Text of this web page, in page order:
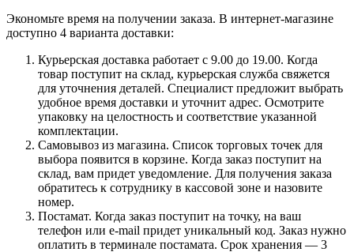
Экономьте время на получении заказа. В интернет-магазине
доступно 4 варианта доставки:
Курьерская доставка работает с 9.00 до 19.00. Когда
товар поступит на склад, курьерская служба свяжется
для уточнения деталей. Специалист предложит выбрать
удобное время доставки и уточнит адрес. Осмотрите
упаковку на целостность и соответствие указанной
комплектации.
Самовывоз из магазина. Список торговых точек для
выбора появится в корзине. Когда заказ поступит на
склад, вам придет уведомление. Для получения заказа
обратитесь к сотруднику в кассовой зоне и назовите
номер.
Постамат. Когда заказ поступит на точку, на ваш
телефон или e-mail придет уникальный код. Заказ нужно
оплатить в терминале постамата. Срок хранения — 3